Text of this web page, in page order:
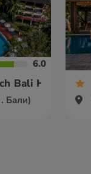
6.0
Bali Hotel
Бали)